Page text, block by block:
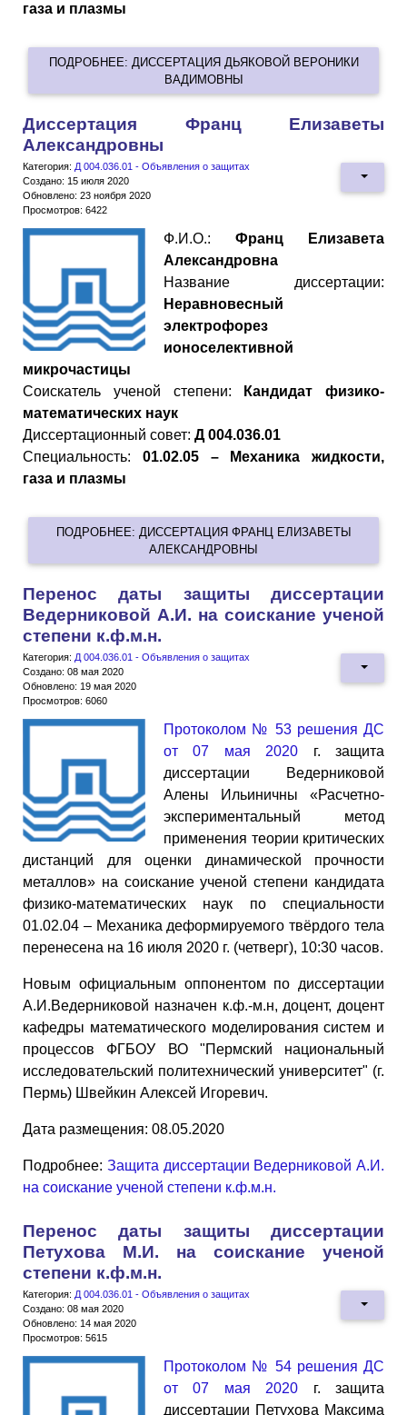
газа и плазмы
ПОДРОБНЕЕ: ДИССЕРТАЦИЯ ДЬЯКОВОЙ ВЕРОНИКИ
ВАДИМОВНЫ
Диссертация Франц Елизаветы
Александровны
Категория: Д 004.036.01 - Объявления о защитах
Создано: 15 июля 2020
Обновлено: 23 ноября 2020
Просмотров: 6422
Ф.И.О.: Франц Елизавета
Александровна
Название диссертации:
Неравновесный
электрофорез
ионоселективной
микрочастицы
Cоискатель ученой степени:
Кандидат физико-
математических наук
Диссертационный совет: Д 004.036.01
Специальность: 01.02.05 – Механика жидкости,
газа и плазмы
ПОДРОБНЕЕ: ДИССЕРТАЦИЯ ФРАНЦ ЕЛИЗАВЕТЫ
АЛЕКСАНДРОВНЫ
Перенос даты защиты диссертации
Ведерниковой А.И. на соискание ученой
степени к.ф.м.н.
Категория: Д 004.036.01 - Объявления о защитах
Создано: 08 мая 2020
Обновлено: 19 мая 2020
Просмотров: 6060
Протоколом № 53 решения ДС
от 07 мая 2020 г. защита
диссертации Ведерниковой
Алены Ильиничны «Расчетно-
экспериментальный метод
применения теории критических
дистанций для оценки динамической прочности
металлов» на соискание ученой степени кандидата
физико-математических наук по специальности
01.02.04 – Механика деформируемого твёрдого тела
перенесена на 16 июля 2020 г. (четверг), 10:30 часов.
Новым официальным оппонентом по диссертации
А.И.Ведерниковой назначен к.ф.-м.н, доцент, доцент
кафедры математического моделирования систем и
процессов ФГБОУ ВО "Пермский национальный
исследовательский политехнический университет" (г.
Пермь) Швейкин Алексей Игоревич.
Дата размещения: 08.05.2020
Подробнее: Защита диссертации Ведерниковой А.И.
на соискание ученой степени к.ф.м.н.
Перенос даты защиты диссертации
Петухова М.И. на соискание ученой
степени к.ф.м.н.
Категория: Д 004.036.01 - Объявления о защитах
Создано: 08 мая 2020
Обновлено: 14 мая 2020
Просмотров: 5615
Протоколом № 54 решения ДС
от 07 мая 2020 г. защита
диссертации Петухова Максима